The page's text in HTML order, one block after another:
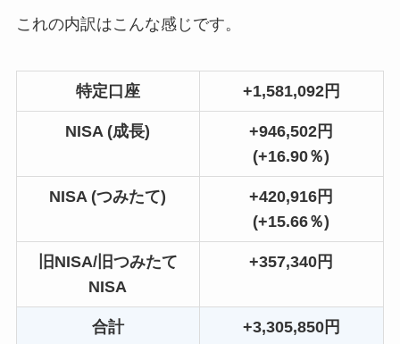
これの内訳はこんな感じです。
特定口座 +1,581,092円
NISA (成長)
+946,502円
(+16.90％)
NISA (つみたて)
+420,916円
(+15.66％)
旧NISA/旧つみたて
NISA
+357,340円
合計 +3,305,850円